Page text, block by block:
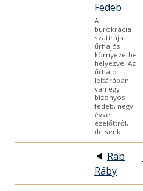
Fedeb
A
bürokrácia
szatírája
űrhajós
környezetbe
helyezve. Az
űrhajó
leltárában
van egy
bizonyos
fedeb, négy
évvel
ezelőttről,
de senk
🔈 Rab
Ráby